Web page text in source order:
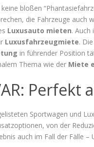
bloßen
die Fahrzeuge auch
Luxusauto mieten.
Luxusfahrzeugmiete.
in führender Position
Thema wie der Miete
Perfekt
Sportwagen und
von der
auch im Fall der Fälle –